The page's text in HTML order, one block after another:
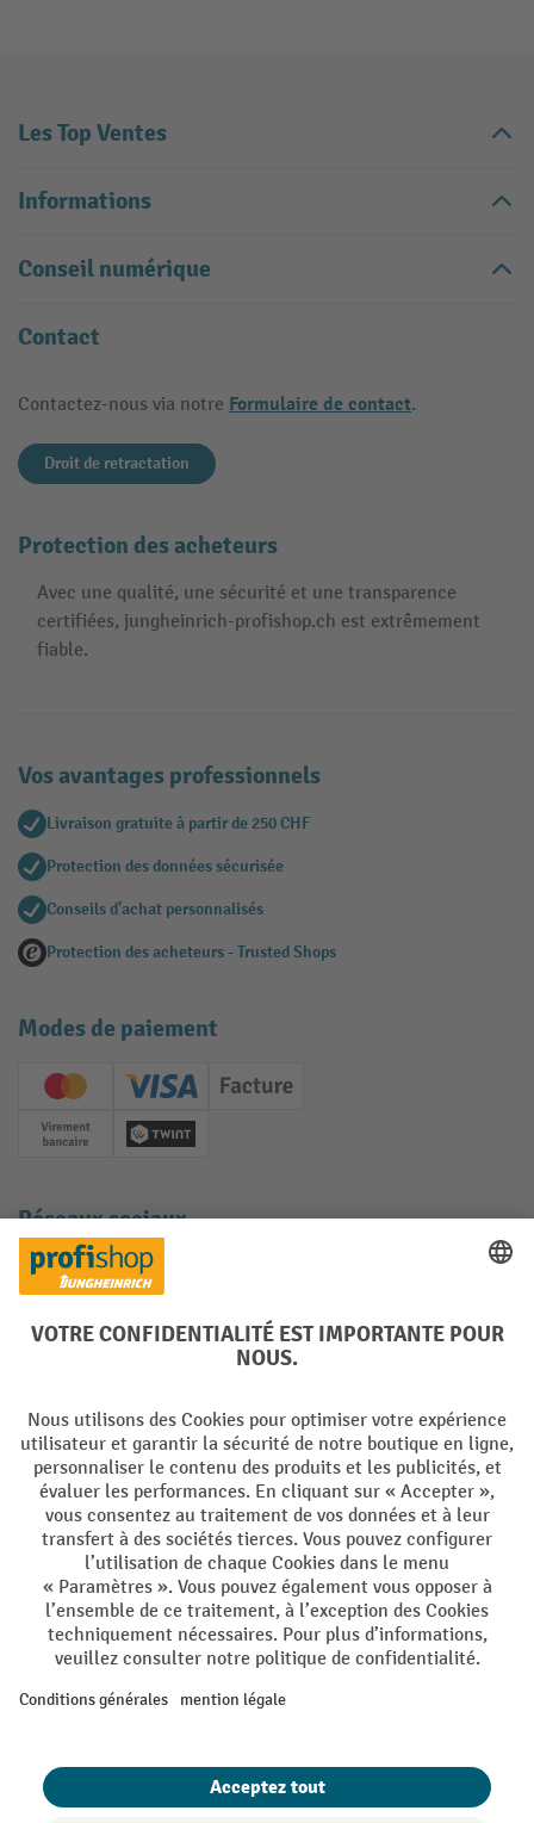
Les Top Ventes
Informations
Conseil numérique
Contact
Contactez-nous via notre Formulaire de contact.
Droit de retractation
Protection des acheteurs
Avec une qualité, une sécurité et une transparence
certifiées, jungheinrich-profishop.ch est extrêmement
fiable.
Vos avantages professionnels
Livraison gratuite à partir de 250 CHF
Protection des données sécurisée
Conseils d'achat personnalisés
Protection des acheteurs - Trusted Shops
Modes de paiement
Creditcard (Master)Creditcard (Visa)
Facture
Paiement anticipé
Twint
Réseaux sociaux
Facebook
YouTube
LinkedInInstagram
Conditions générales de vente Mentions Légales
Protection des Données Politique de cookies
All prices excl. VAT plusshipping costsand possible delivery charges,
if not stated otherwise.
s'applique pas aux prix spéciaux. Il n'est pas possible de le combiner
newsletter. Le bon, valable 10 jours, peut être utilisé en ligne pour
toute commande d'un montant net minimum de CHF 250. Le